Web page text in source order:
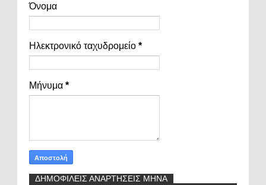
Όνομα
Ηλεκτρονικό ταχυδρομείο *
Μήνυμα *
ΔΗΜΟΦΙΛΕΙΣ ΑΝΑΡΤΗΣΕΙΣ ΜΗΝΑ